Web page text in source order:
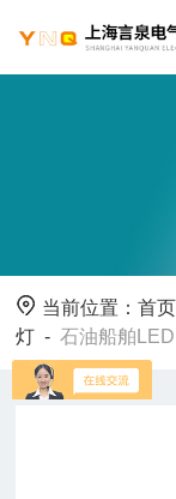
当前位置：首页
灯 -石油船舶